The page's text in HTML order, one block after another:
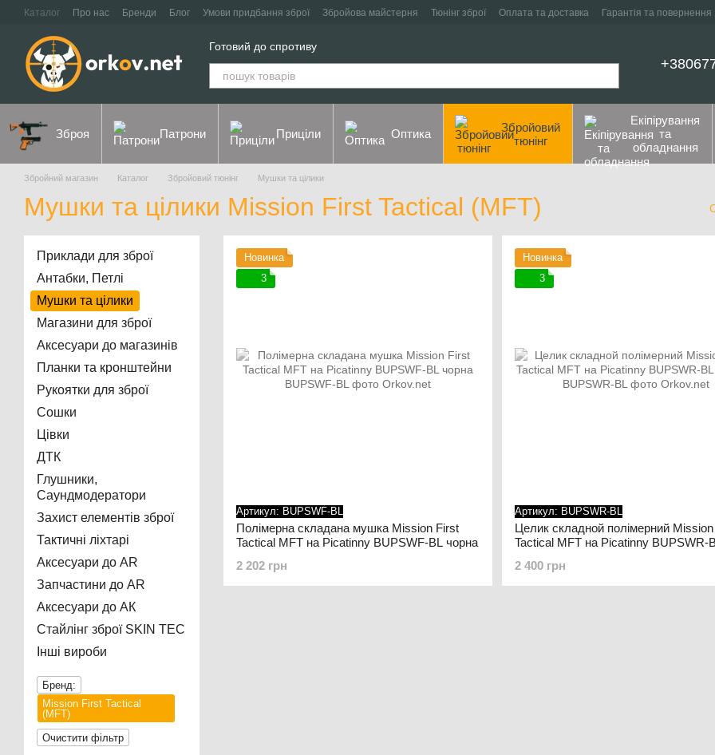
Перейти до основного контенту
Каталог Про нас Бренди Блог Умови придбання зброї Збройова майстерня Тюнінг зброї Оплата та доставка
Гарантія та повернення
Готовий до спротиву
Зброя Патрони Приціли Оптика
Збройовий
тюнінг
Екіпірування
та
обладнання
Збройний магазин Каталог Збройовий тюнінг Мушки та цілики
Мушки та цілики Mission First Tactical (MFT)
Новинка
3
Артикул: BUPSWF-BL
Полімерна складана мушка Mission First
Tactical MFT на Picatinny BUPSWF-BL чорна
2 202 грн
Новинка
3
Артикул: BUPSWR-BL
Целик складной полімерний
Tactical MFT на Picatinny BUPSWR-
2 400 грн
Приклади для зброї
Антабки, Петлі
Мушки та цілики
Магазини для зброї
Аксесуари до магазинів
Планки та кронштейни
Рукоятки для зброї
Сошки
Цівки
ДТК
Глушники,
Саундмодератори
Захист елементів зброї
Тактичні ліхтарі
Аксесуари до AR
Запчастини до AR
Аксесуари до АК
Стайлінг зброї SKIN TEC
Інші вироби
Бренд:
Mission First Tactical
(MFT)
Очистити фільтр